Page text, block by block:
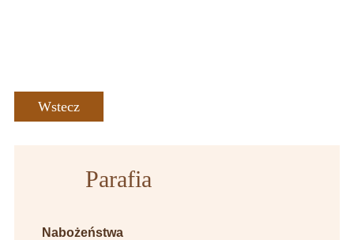
Wstecz
Parafia
Nabożeństwa